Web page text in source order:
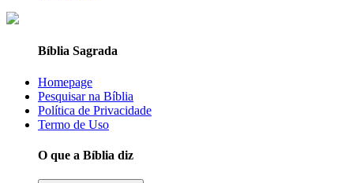
Bíblia Sagrada
Homepage
Pesquisar na Bíblia
Política de Privacidade
Termo de Uso
O que a Bíblia diz